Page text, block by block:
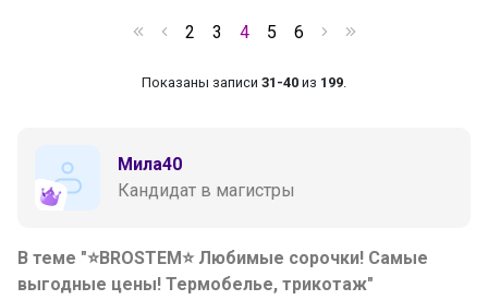
2 3 4 5 6
Показаны записи 31-40 из 199
Мила40
Кандидат в магистры
В теме "⭐BROSTEM⭐ Любимые сорочки! Самые
выгодные цены! Термобелье, трикотаж"